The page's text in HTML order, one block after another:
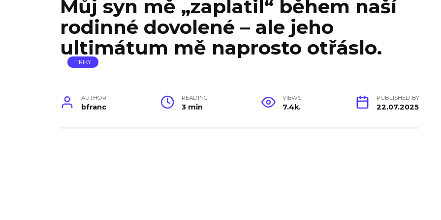
Můj syn mě „zaplatil“ během naší
rodinné dovolené – ale jeho
ultimátum mě naprosto otřáslo.
TRIKY
AUTHOR
bfranc
READING
3 min
VIEWS
7.4k.
PUBLISHED BY
22.07.2025